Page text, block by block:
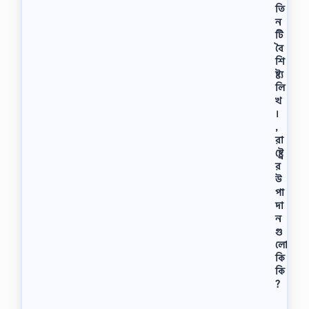
তি
ন
টি
বৈ
শি
ষ্ট্য
লি
খ
।
,
রা
ষ্ট্রে
র
উ
পা
দা
ন
গু
লো
কি
কি
?